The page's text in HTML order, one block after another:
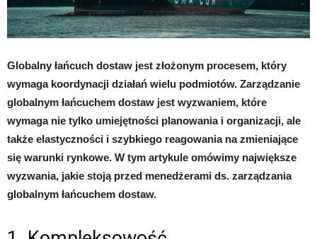
Globalny łańcuch dostaw jest złożonym procesem, który
wymaga koordynacji działań wielu podmiotów. Zarządzanie
globalnym łańcuchem dostaw jest wyzwaniem, które
wymaga nie tylko umiejętności planowania i organizacji, ale
także elastyczności i szybkiego reagowania na zmieniające
się warunki rynkowe. W tym artykule omówimy największe
wyzwania, jakie stoją przed menedżerami ds. zarządzania
globalnym łańcuchem dostaw.